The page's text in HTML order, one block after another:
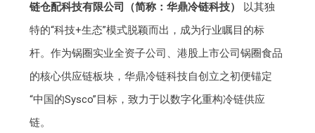
链仓配科技有限公司（简称：华鼎冷链科技）
以其独
特的“科技+生态”模式脱颖而出，成为行业瞩目的标
杆。作为锅圈实业全资子公司、港股上市公司锅圈食品
的核心供应链板块，华鼎冷链科技自创立之初便锚定
“中国的Sysco”目标，致力于以数字化重构冷链供应
链。